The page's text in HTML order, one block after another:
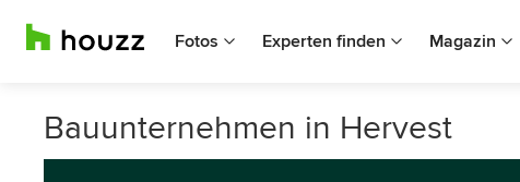
Fotos Experten finden Magazin
Bauunternehmen in Hervest